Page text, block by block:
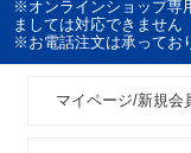
※オンラインショップ専
ましては対応できません
※お電話注文は承ってお
マイページ/新規会